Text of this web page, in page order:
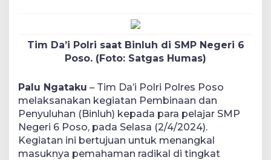
Tim Da’i Polri saat Binluh di SMP Negeri 6
Poso. (Foto: Satgas Humas)
Palu Ngataku – Tim Da’i Polri Polres Poso
melaksanakan kegiatan Pembinaan dan
Penyuluhan (Binluh) kepada para pelajar SMP
Negeri 6 Poso, pada Selasa (2/4/2024).
Kegiatan ini bertujuan untuk menangkal
masuknya pemahaman radikal di tingkat